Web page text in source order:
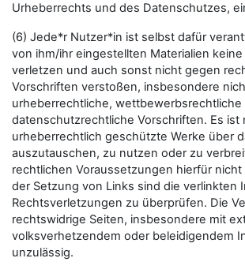
Urheberrechts und des Datenschutzes,
(6) Jede*r Nutzer*in ist selbst dafür
von ihm/ihr eingestellten Materialien
verletzen und auch sonst nicht gegen
Vorschriften verstoßen, insbesondere
urheberrechtliche, wettbewerbsrechtliche
datenschutzrechtliche Vorschriften. Es ist
urheberrechtlich geschützte Werke über
auszutauschen, zu nutzen oder zu
rechtlichen Voraussetzungen hierfür nicht
der Setzung von Links sind die verlinkten
Rechtsverletzungen zu überprüfen. Die
rechtswidrige Seiten, insbesondere mit
volksverhetzendem oder beleidigendem
unzulässig.